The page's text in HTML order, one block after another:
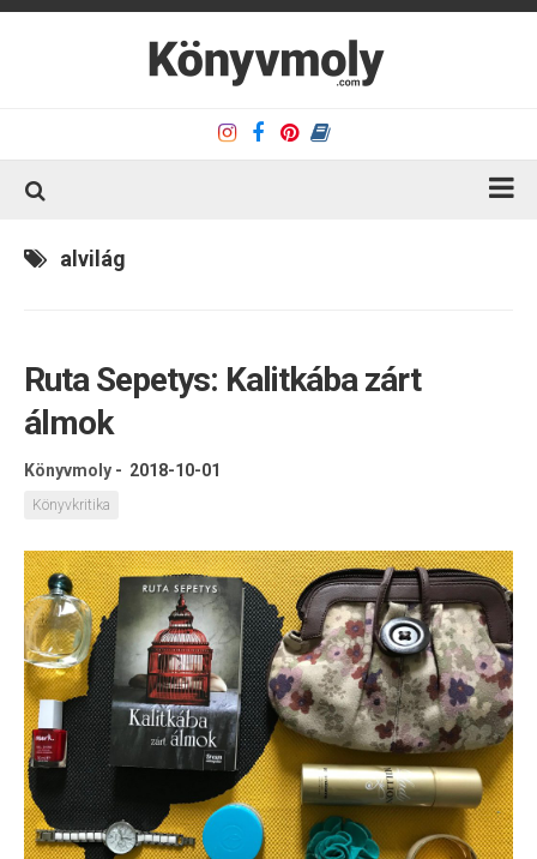
Kapcsolat
Olvasó sarok
Könyveim
Rólam
alvilág
Ruta Sepetys: Kalitkába zárt
álmok
Könyvmoly - 2018-10-01
Könyvkritika